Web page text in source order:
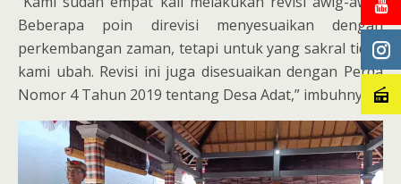
Beberapa poin direvisi menyesuaikan dengan
perkembangan zaman, tetapi untuk yang sakral tidak
kami ubah. Revisi ini juga disesuaikan dengan Perda
Nomor 4 Tahun 2019 tentang Desa Adat,” imbuhnya.